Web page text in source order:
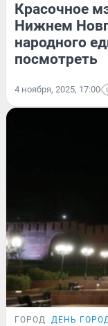
Красочное
Нижнем
народного
посмотреть
4 ноября, 2025, 17:00
ГОРОД ДЕНЬ